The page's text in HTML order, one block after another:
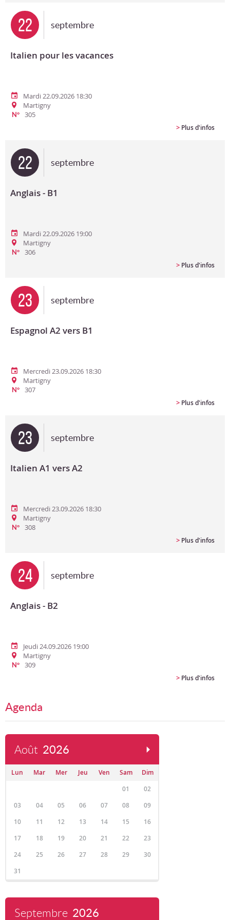
22 septembre
Italien pour les vacances
Mardi 22.09.2026 18:30
Martigny
N°
305
> Plus d'infos
22 septembre
Anglais - B1
Mardi 22.09.2026 19:00
Martigny
N°
306
> Plus d'infos
23 septembre
Espagnol A2 vers B1
Mercredi 23.09.2026 18:30
Martigny
N°
307
> Plus d'infos
23 septembre
Italien A1 vers A2
Mercredi 23.09.2026 18:30
Martigny
N°
308
> Plus d'infos
24 septembre
Anglais - B2
Jeudi 24.09.2026 19:00
Martigny
N°
309
> Plus d'infos
Agenda
Août 2026
Lun Mar Mer Jeu Ven Sam
Dim
01
02
03
04 05 06 07 08
09
10
11 12 13 14 15
16
17
18 19 20 21 22
23
24
25 26 27 28 29
30
31
Septembre 2026